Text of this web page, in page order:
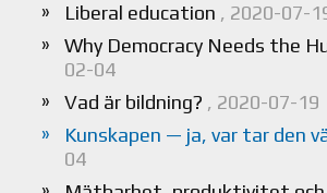
Liberal education , 2020-07-
Why Democracy Needs the
02-04
Vad är bildning? , 2020-07-19
Kunskapen — ja, var tar den
04